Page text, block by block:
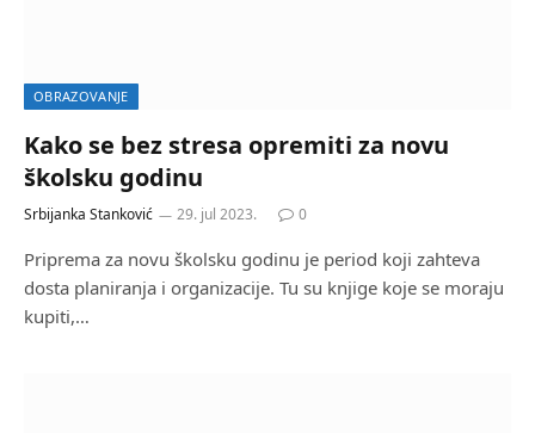
OBRAZOVANJE
Kako se bez stresa opremiti za novu
školsku godinu
Srbijanka Stanković 29. jul 2023. 0
Priprema za novu školsku godinu je period koji zahteva
dosta planiranja i organizacije. Tu su knjige koje se moraju
kupiti,…